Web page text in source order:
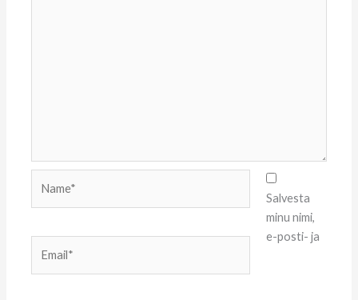
Salvesta
minu nimi,
e-posti- ja